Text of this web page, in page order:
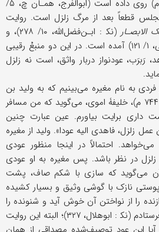
(حک‍ ۲۲۷-۲۳۲ ق/ ۸۴۲-۸۴۷ م) روی داده است (ابوالفرج، همـان چ، ۵/
مجلس قطعاً بعد از مرگ زلزل است. روایت
‌الابصـار
(نک‍ : ابـن‌فضل‌الله، ۱۰/ ۲۷۸)، و
(نک‍ : غزولی، ۱/ ۱۲۱) آمده است. در این دو منبعْ رقیبی
عودنواز دربار واثق، است نه زلزل
فردی به نام مغیره می‌بینیم که به ولید بن
یزید بن عبدالملک (د ۱۲۶ ق/ ۷۴۴ م)، خلیفۀ اموی، می‌گوید که من مسافر
‌داری برایت بیاورم. عین عبارت چنین
زلزل، فاهدی الیه عودا». ولید از مغیره
احتمالاً در اینجا منظور عودی
زلزل در نظر باشد. پس مغیره به او عودی
می‌گوید که سازی با شکم صاف، پشت
نازک با گوشی وثیق و بسیار کشیده
را از نواختن آن خوش آید و شنونده را
به طرب برانگیزد، برای ولید فرستادم (نک‍ : ابوهلال، ۳۲۷)؛ البته این روایت